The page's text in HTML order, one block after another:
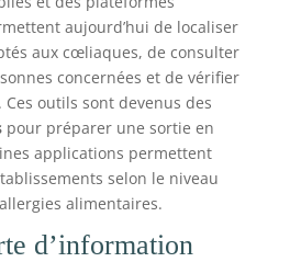
aujourd’hui de localiser
aux cœliaques, de consulter
concernées et de vérifier
outils sont devenus des
pour préparer une sortie en
applications permettent
selon le niveau
alimentaires.
d’information